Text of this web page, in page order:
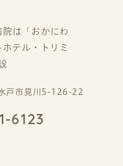
市見川5-126-22
6123